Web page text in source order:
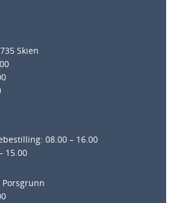
Skien
08.00 – 16.00
15.00
Porsgrunn